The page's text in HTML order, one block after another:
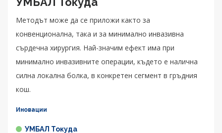
Методът може да се приложи както за
конвенционална, така и за минимално инвазивна
сърдечна хирургия. Най-значим ефект има при
минимално инвазивните операции, където е налична
силна локална болка, в конкретен сегмент в гръдния
кош.
Иновации
УМБАЛ Токуда